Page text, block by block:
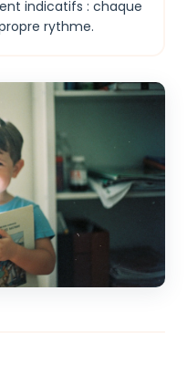
indicatifs : chaque
rythme.